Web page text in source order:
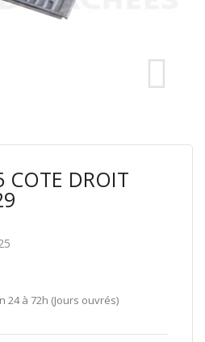
DROIT
24 à 72h (Jours ouvrés)